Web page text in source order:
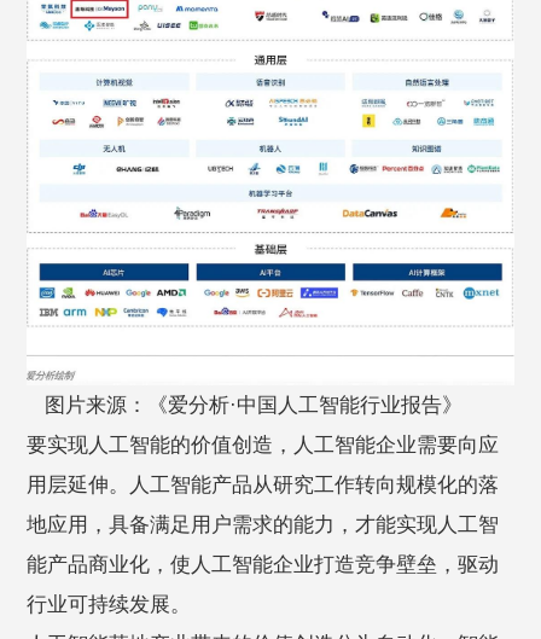
图片来源：《爱分析·中国人工智能行业报告》
要实现人工智能的价值创造，人工智能企业需要向应
用层延伸。人工智能产品从研究工作转向规模化的落
地应用，具备满足用户需求的能力，才能实现人工智
能产品商业化，使人工智能企业打造竞争壁垒，驱动
行业可持续发展。